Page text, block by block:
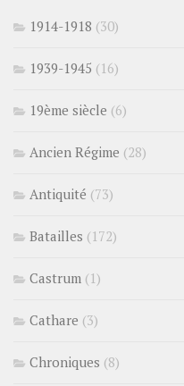
1914-1918 (30)
1939-1945 (16)
19ème siècle (6)
Ancien Régime (28)
Antiquité (73)
Batailles (172)
Castrum (1)
Cathare (3)
Chroniques (8)